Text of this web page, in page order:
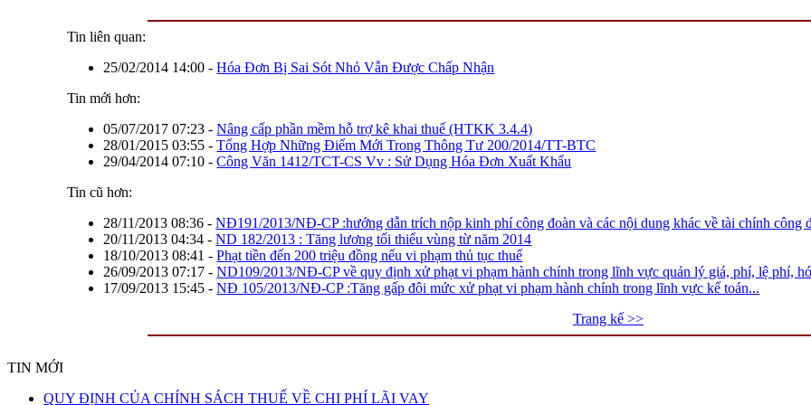
Tin liên quan:
25/02/2014 14:00 -Hóa Đơn Bị Sai Sót Nhỏ Vẫn Được Chấp Nhận
Tin mới hơn:
05/07/2017 07:23 -Nâng cấp phần mềm hỗ trợ kê khai thuế (HTKK 3.4.4)
28/01/2015 03:55 -Tổng Hợp Những Điểm Mới Trong Thông Tư 200/2014/TT-BTC
29/04/2014 07:10 -Công Văn 1412/TCT-CS Vv : Sử Dụng Hóa Đơn Xuất Khẩu
Tin cũ hơn:
28/11/2013 08:36 -NĐ191/2013/NĐ-CP :hướng dẫn trích nộp kinh phí công đoàn và các nội dung khác về tài chính công
20/11/2013 04:34 -ND 182/2013 : Tăng lương tối thiểu vùng từ năm 2014
18/10/2013 08:41 -Phạt tiền đến 200 triệu đồng nếu vi phạm thủ tục thuế
26/09/2013 07:17 -ND109/2013/NĐ-CP về quy định xử phạt vi phạm hành chính trong lĩnh vực quản lý giá, phí, lệ phí,
17/09/2013 15:45 -NĐ 105/2013/NĐ-CP :Tăng gấp đôi mức xử phạt vi phạm hành chính trong lĩnh vực kế toán...
Trang kế >>
TIN MỚI
QUY ĐỊNH CỦA CHÍNH SÁCH THUẾ VỀ CHI PHÍ LÃI VAY
QUY ĐỊNH CỦA